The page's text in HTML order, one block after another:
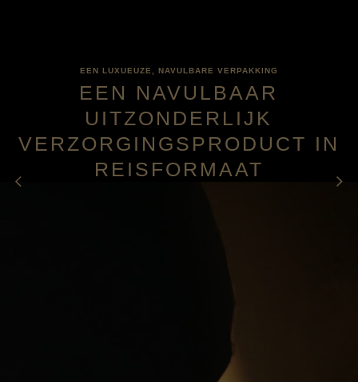
EEN LUXUEUZE, NAVULBARE VERPAKKING
EEN NAVULBAAR
UITZONDERLIJK
VERZORGINGSPRODUCT IN
REISFORMAAT